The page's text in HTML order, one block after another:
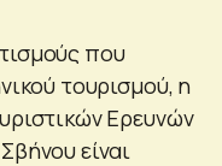
που
τουρισμού, η
Ερευνών
είναι